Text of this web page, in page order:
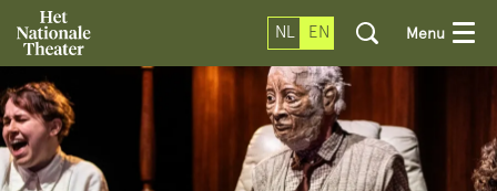
NL EN Menu